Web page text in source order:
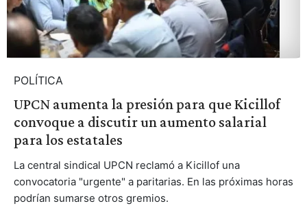
POLÍTICA
UPCN aumenta la presión para que Kicillof
convoque a discutir un aumento salarial
para los estatales
La central sindical UPCN reclamó a Kicillof una
convocatoria "urgente" a paritarias. En las próximas horas
podrían sumarse otros gremios.